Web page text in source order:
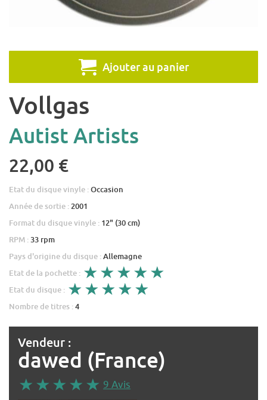
Ajouter au panier
Vollgas
Autist Artists
22,00 €
Etat du disque vinyle :Occasion
Année de sortie : 2001
Format du disque vinyle : 12" (30 cm)
RPM : 33 rpm
Pays d'origine du disque :Allemagne
Etat de la pochette :
Etat du disque :
Nombre de titres :4
Vendeur :
dawed (France)
9 Avis